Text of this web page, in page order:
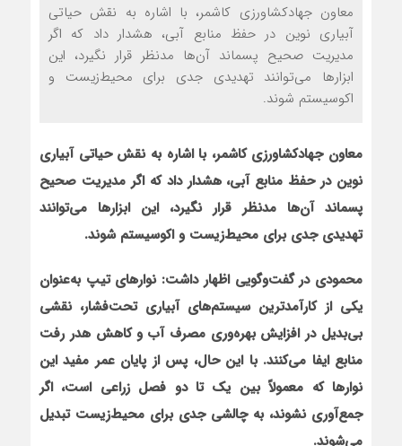
معاون جهادکشاورزي کاشمر، با اشاره به نقش حياتي
آبياري نوين در حفظ منابع آبي، هشدار داد که اگر
مديريت صحيح پسماند آن‌ها مدنظر قرار نگيرد، اين
ابزارها مي‌توانند تهديدي جدي براي محيط‌زيست و
اکوسيستم شوند.
معاون جهادکشاورزي کاشمر، با اشاره به نقش حياتي آبياري
نوين در حفظ منابع آبي، هشدار داد که اگر مديريت صحيح
پسماند آن‌ها مدنظر قرار نگيرد، اين ابزارها ميتوانند
تهديدي جدي براي محيطزيست و اکوسيستم شوند.
محمودي در گفتوگويي اظهار داشت: نوارهاي تيپ به‌عنوان
يکي از کارآمدترين سيستمهاي آبياري تحت‌فشار، نقشي
بيبديل در افزايش بهرهوري مصرف آب و کاهش هدر رفت
منابع ايفا ميکنند. با اين حال، پس از پايان عمر مفيد اين
نوارها که معمولاً بين يک تا دو فصل زراعي است، اگر
جمعآوري نشوند، به چالشي جدي براي محيطزيست تبديل
ميشوند.